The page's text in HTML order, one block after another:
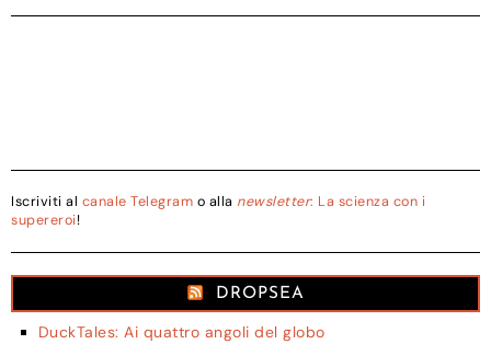
Iscriviti al canale Telegram o alla newsletter: La scienza con i
supereroi!
DROPSEA
DuckTales: Ai quattro angoli del globo